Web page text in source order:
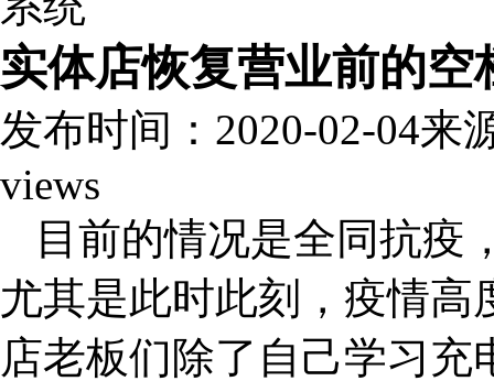
实体店恢复营业前的
发布时间：2020-02-04来
views
目前的情况是全同抗疫
尤其是此时此刻，疫情
店老板们除了自己学习